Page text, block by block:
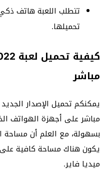
تتطلب اللعبة هاتف
تحميلها.
مباشر
مباشر على أجهزة الهواتف
يكون هناك مساحة كافية
ميديا فاير.